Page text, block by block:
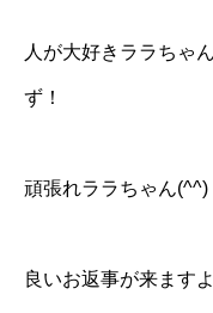
人が大好きララちゃ
ず！
頑張れララちゃん(^^)
良いお返事が来ます